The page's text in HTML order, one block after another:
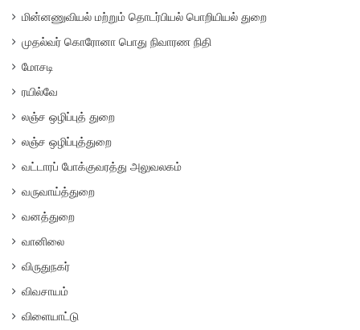
மின்னணுவியல் மற்றும் தொடர்பியல் பொறியியல் துறை
முதல்வர் கொரோனா பொது நிவாரண நிதி
மோசடி
ரயில்வே
லஞ்ச ஒழிப்புத் துறை
லஞ்ச ஒழிப்புத்துறை
வட்டாரப் போக்குவரத்து அலுவலகம்
வருவாய்த்துறை
வனத்துறை
வானிலை
விருதுநகர்
விவசாயம்
விளையாட்டு